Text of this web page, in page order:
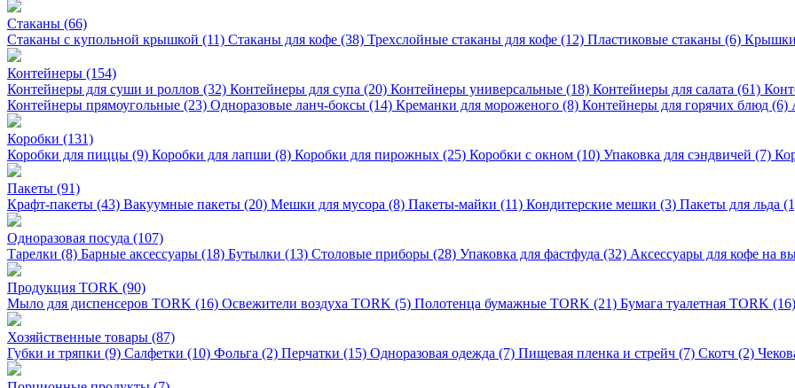
Стаканы (66)
Стаканы с купольной крышкой (11) Стаканы для кофе (38) Трехслойные стаканы для кофе (12) Пластиковые стаканы (6) Крышки
Контейнеры (154)
Контейнеры для суши и роллов (32) Контейнеры для супа (20) Контейнеры универсальные (18) Контейнеры для салата (61)
Контейнеры прямоугольные (23) Одноразовые ланч-боксы (14) Креманки для мороженого (8) Контейнеры для горячих блюд (6)
Коробки (131)
Коробки для пиццы (9) Коробки для лапши (8) Коробки для пирожных (25) Коробки с окном (10) Упаковка для сэндвичей (7)
Пакеты (91)
Крафт-пакеты (43) Вакуумные пакеты (20) Мешки для мусора (8) Пакеты-майки (11) Кондитерские мешки (3) Пакеты для льда
Одноразовая посуда (107)
Тарелки (8) Барные аксессуары (18) Бутылки (13) Столовые приборы (28) Упаковка для фастфуда (32) Аксессуары для кофе на
Продукция TORK (90)
Мыло для диспенсеров TORK (16) Освежители воздуха TORK (5) Полотенца бумажные TORK (21) Бумага туалетная TORK (16)
Хозяйственные товары (87)
Губки и тряпки (9) Салфетки (10) Фольга (2) Перчатки (15) Одноразовая одежда (7) Пищевая пленка и стрейч (7) Скотч (2)